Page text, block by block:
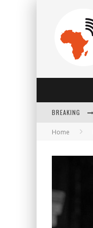
BREAKING
Home